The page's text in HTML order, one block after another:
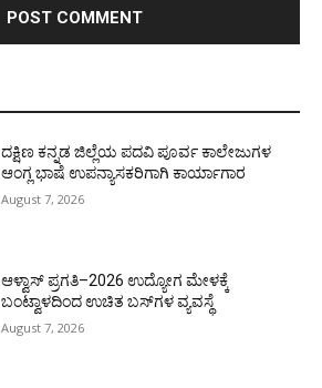
ದಕ್ಷಿಣ ಕನ್ನಡ ಜಿಲ್ಲೆಯ ಪದವಿ ಪೂರ್ವ ಕಾಲೇಜುಗಳ
ಆಂಗ್ಲ ಭಾಷೆ ಉಪನ್ಯಾಸಕರಿಗಾಗಿ ಕಾರ್ಯಾಗಾರ
August 7, 2026
ಆಳ್ವಾಸ್ ಪ್ರಗತಿ–2026 ಉದ್ಯೋಗ ಮೇಳಕ್ಕೆ
ಬಂಟ್ವಾಳದಿಂದ ಉಚಿತ ಬಸ್‌ಗಳ ವ್ಯವಸ್ಥೆ
August 7, 2026